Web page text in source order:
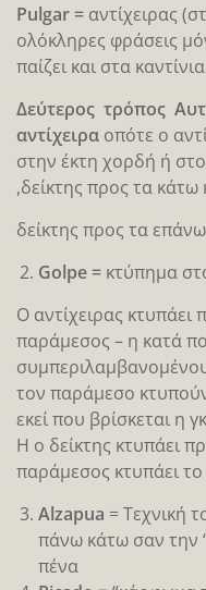
Pulgar = αντίχειρας
ολόκληρες φράσεις
παίζει και στα καντίνια
Δεύτερος τρόπος
αντίχειρα οπότε ο
στην έκτη χορδή ή
,δείκτης προς τα κάτω
δείκτης προς τα επάνω
Golpe = κτύπημα
Ο αντίχειρας
παράμεσος – η κατά
τον παράμεσο
εκεί που βρίσκεται η
Η ο δείκτης κτυπάει
παράμεσος κτυπάει το
Αlzapua = Tεχνική
πάνω κάτω σαν την
πένα